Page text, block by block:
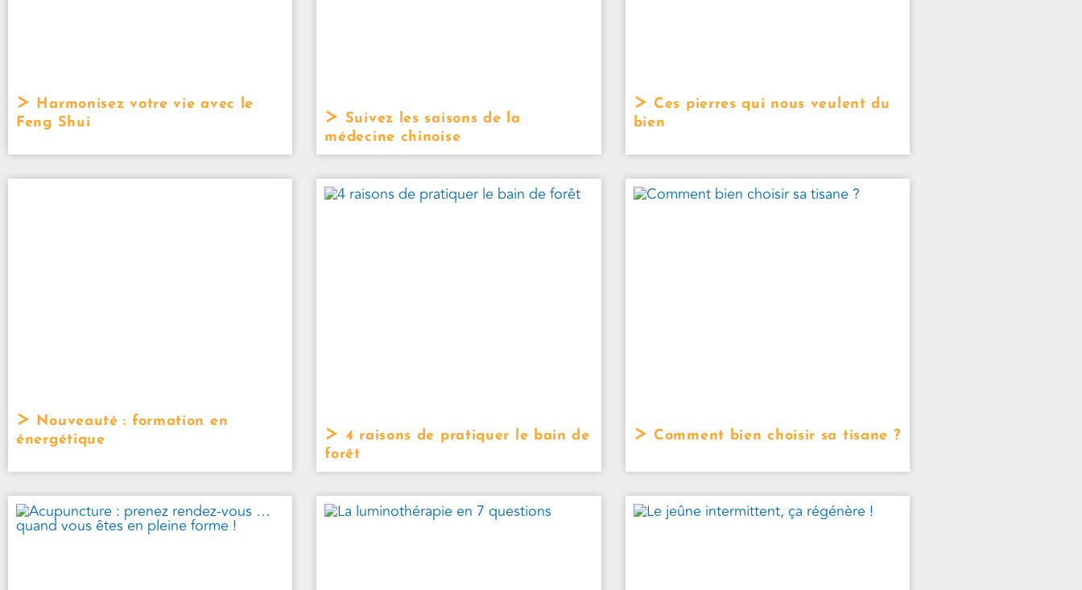
Harmonisez votre vie avec le
Feng Shui
Suivez les saisons de la
médecine chinoise
Ces pierres qui nous veulent du
bien
Nouveauté : formation en
énergétique
4 raisons de pratiquer le bain de
forêt
Comment bien choisir sa tisane ?